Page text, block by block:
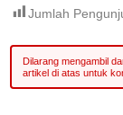
Jumlah